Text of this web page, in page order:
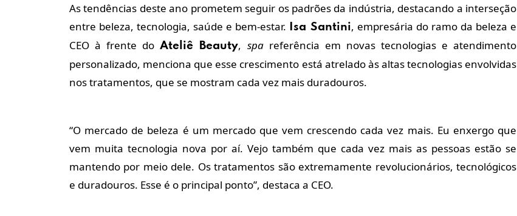
As tendências deste ano prometem seguir os padrões da indústria, destacando a interseção
entre beleza, tecnologia, saúde e bem-estar.
Isa Santini, empresária do ramo da beleza e
CEO à frente doAteliê Beauty, spareferência em novas tecnologias e atendimento
personalizado, menciona que esse crescimento está atrelado às altas tecnologias envolvidas
nos tratamentos, que se mostram cada vez mais duradouros.
“O mercado de beleza é um mercado que vem crescendo cada vez mais. Eu enxergo que
vem muita tecnologia nova por aí. Vejo também que cada vez mais as pessoas estão se
mantendo por meio dele. Os tratamentos são extremamente revolucionários, tecnológicos
e duradouros. Esse é o principal ponto”, destaca a CEO.